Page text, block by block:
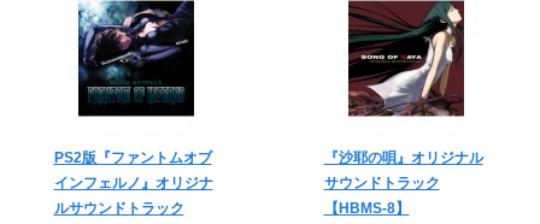
PS2版『ファントムオブ
インフェルノ』オリジナ
ルサウンドトラック
『沙耶の唄』オリジナル
サウンドトラック
【HBMS-8】